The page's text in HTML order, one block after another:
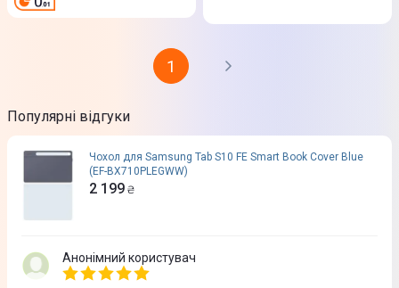
1
Популярні відгуки
Чохол для Samsung Tab S10 FE Smart Book Cover Blue
(EF-BX710PLEGWW)
2 199 ₴
Анонімний користувач